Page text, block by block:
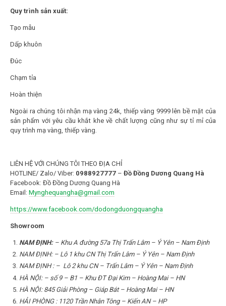
Quy trình sản xuất:
Tạo mẫu
Dấp khuôn
Đúc
Chạm tỉa
Hoàn thiện
Ngoài ra chúng tôi nhận mạ vàng 24k, thiếp vàng 9999 lên bề mặt của
sản phẩm với yêu cầu khắt khe về chất lượng cũng như sự tỉ mỉ của
quy trình mạ vàng, thiếp vàng.
LIÊN HỆ VỚI CHÚNG TÔI THEO ĐỊA CHỈ
HOTLINE/ Zalo/ Viber: 0988927777 – Đồ Đồng Dương Quang Hà
Facebook: Đồ Đồng Dương Quang Hà
Email: Mynghequangha@gmail.com
https://www.facebook.com/dodongduongquangha
Showroom
NAM ĐỊNH: – Khu A đường 57a Thị Trấn Lâm – Ý Yên – Nam Định
NAM ĐỊNH: – Lô 1 khu CN Thị Trấn Lâm – Ý Yên – Nam Định
NAM ĐỊNH : – Lô 2 khu CN – Trấn Lâm – Ý Yên – Nam Định
HÀ NỘI: – số 9 – B1 – Khu ĐT Đại Kim – Hoàng Mai – HN
HÀ NỘI: 845 Giải Phòng – Giáp Bát – Hoàng Mai – HN
HẢI PHÒNG : 1120 Trần Nhân Tông – Kiến AN – HP